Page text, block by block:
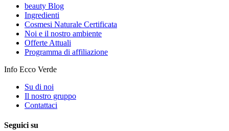
beauty Blog
Ingredienti
Cosmesi Naturale Certificata
Noi e il nostro ambiente
Offerte Attuali
Programma di affiliazione
Info Ecco Verde
Su di noi
Il nostro gruppo
Contattaci
Seguici su